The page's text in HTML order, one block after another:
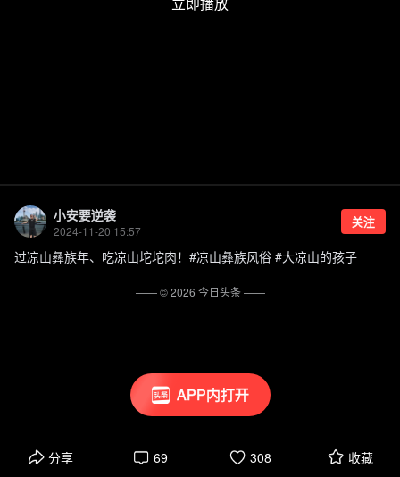
APP内打开
小安要逆袭
2024-11-20 15:57
关注
过凉山彝族年、吃凉山坨坨肉！#凉山彝族风俗 #大凉山的孩子
分享 69 308 收藏
—— ©2026 今日头条——